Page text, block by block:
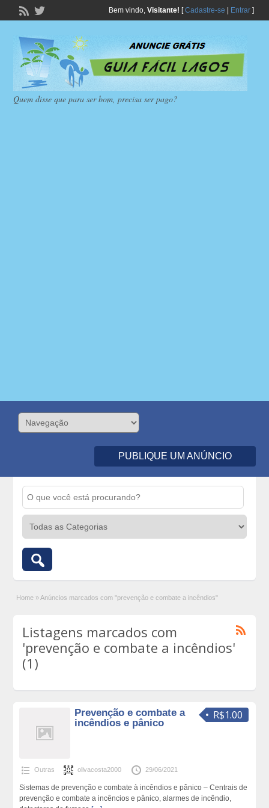
Bem vindo, Visitante! [Cadastre-se Entrar]
Quem disse que para ser bom, precisa ser pago?
PUBLIQUE UM ANÚNCIO
Home » Anúncios marcados com "prevenção e combate a incêndios"
Listagens marcados com
'prevenção e combate a incêndios'
(1)
R$1.00
Prevenção e combate a
incêndios e pânico
Outras olivacosta2000 29/06/2021
Sistemas de prevenção e combate à incêndios e pânico – Centrais de
prevenção e combate a incêncios e pânico, alarmes de incêndio,